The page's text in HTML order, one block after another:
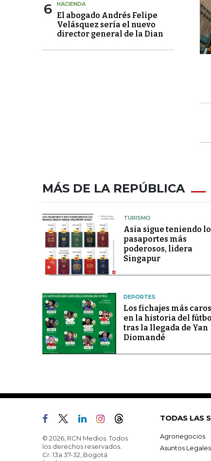
6 HACIENDA
El abogado Andrés Felipe
Velásquez sería el nuevo
director general de la Dian
MÁS DE LA REPÚBLICA
TURISMO
Asia sigue teniendo
pasaportes más
poderosos, lidera
Singapur
DEPORTES
Los fichajes más caros
en la historia del
tras la llegada de Yan
Diomandé
© 2026, RCN Medios. Todos
los derechos reservados.
Cr. 13a 37-32, Bogotá
TODAS LAS
Agronegocios
Asuntos Legales